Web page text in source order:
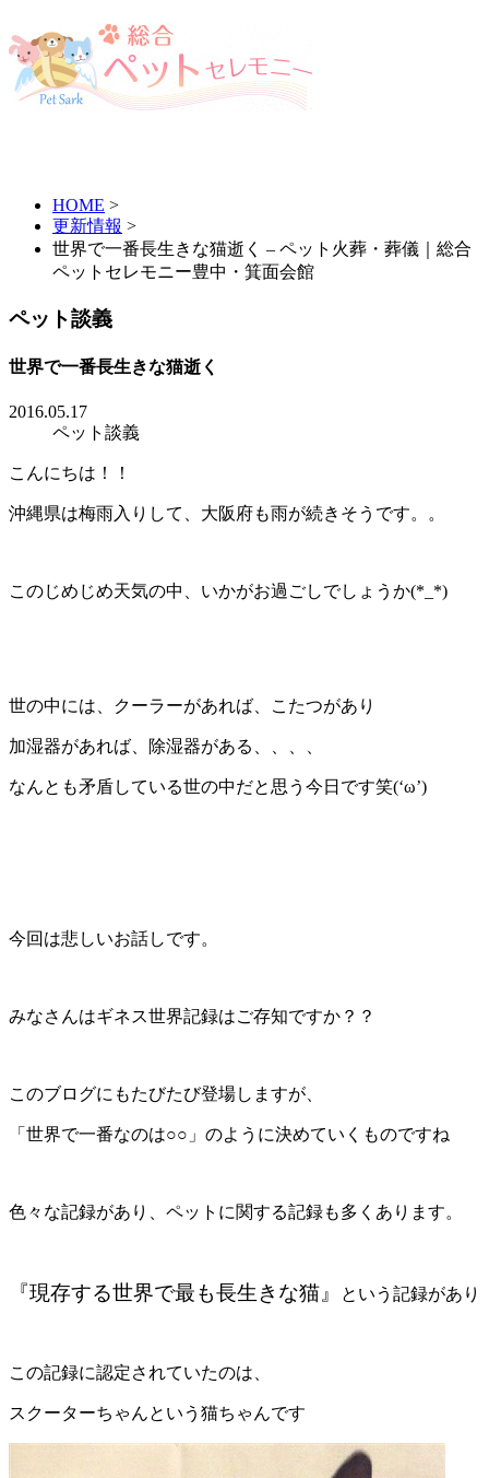
HOME >
更新情報 >
世界で一番長生きな猫逝く – ペット火葬・葬儀｜総合
ペットセレモニー豊中・箕面会館
ペット談義
世界で一番長生きな猫逝く
2016.05.17
ペット談義
こんにちは！！
沖縄県は梅雨入りして、大阪府も雨が続きそうです。。
このじめじめ天気の中、いかがお過ごしでしょうか(*_*)
世の中には、クーラーがあれば、こたつがあり
加湿器があれば、除湿器がある、、、、
なんとも矛盾している世の中だと思う今日です笑(‘ω’)
今回は悲しいお話しです。
みなさんはギネス世界記録はご存知ですか？？
このブログにもたびたび登場しますが、
「世界で一番なのは○○」のように決めていくものですね
色々な記録があり、ペットに関する記録も多くあります。
『現存する世界で最も長生きな猫』 という記録があり
この記録に認定されていたのは、
スクーターちゃんという猫ちゃんです